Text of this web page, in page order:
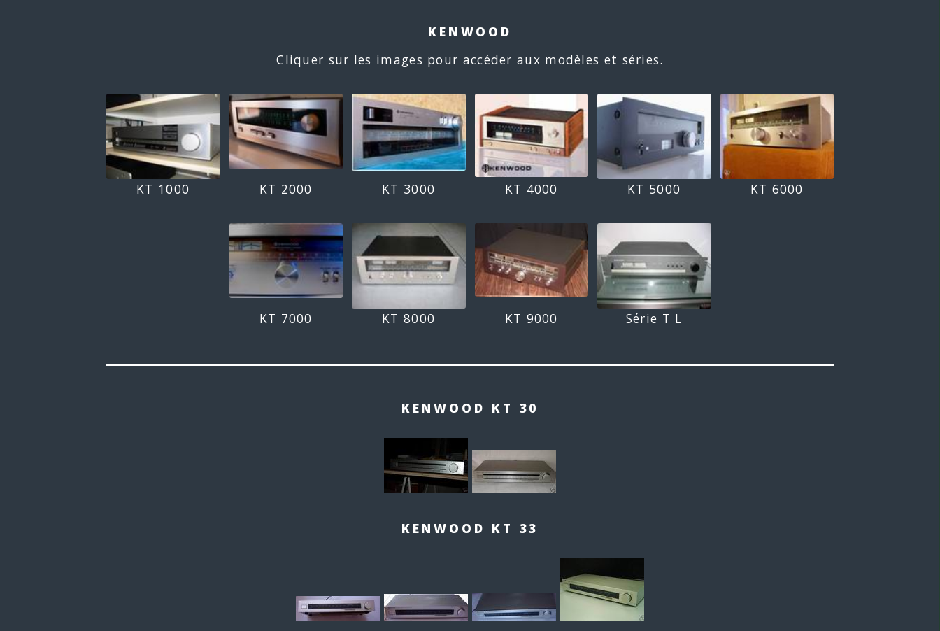
KENWOOD
Cliquer sur les images pour accéder aux modèles et séries.
KT 1000 KT 2000 KT 3000 KT 4000 KT 5000 KT 6000
KT 7000 KT 8000 KT 9000 Série T L
KENWOOD KT 30
KENWOOD KT 33